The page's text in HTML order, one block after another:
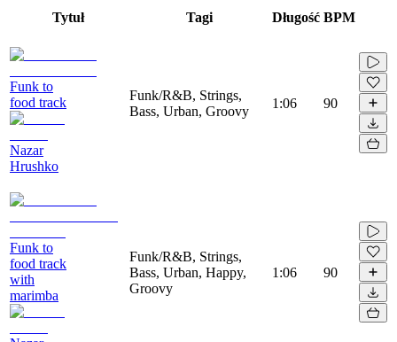
Tytuł Tagi Długość BPM
Funk to
food track
Nazar
Hrushko
Funk/R&B, Strings,
Bass, Urban, Groovy
1:06 90
Funk to
food track
with
marimba
Funk/R&B, Strings,
Bass, Urban, Happy,
Groovy
1:06 90